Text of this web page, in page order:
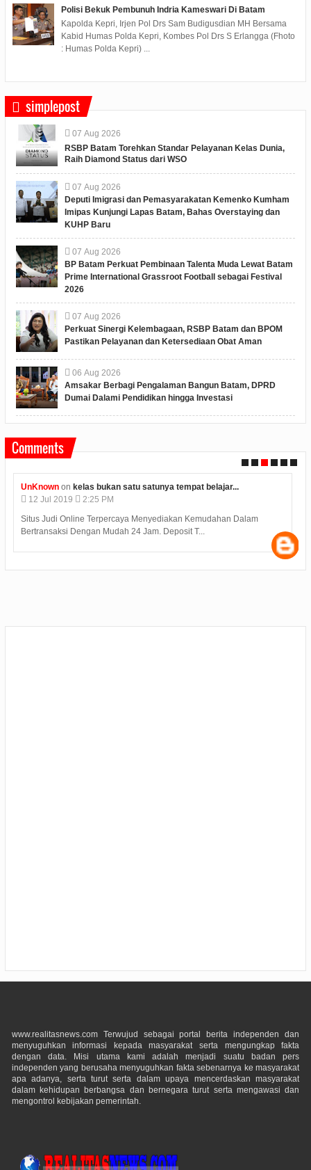
Polisi Bekuk Pembunuh Indria Kameswari Di Batam
Kapolda Kepri, Irjen Pol Drs Sam Budigusdian MH Bersama
Kabid Humas Polda Kepri, Kombes Pol Drs S Erlangga (Fhoto
: Humas Polda Kepri) ...
simplepost
07 Aug 2026
RSBP Batam Torehkan Standar Pelayanan Kelas Dunia,
Raih Diamond Status dari WSO
07 Aug 2026
Deputi Imigrasi dan Pemasyarakatan Kemenko Kumham
Imipas Kunjungi Lapas Batam, Bahas Overstaying dan
KUHP Baru
07 Aug 2026
BP Batam Perkuat Pembinaan Talenta Muda Lewat Batam
Prime International Grassroot Football sebagai Festival
2026
07 Aug 2026
Perkuat Sinergi Kelembagaan, RSBP Batam dan BPOM
Pastikan Pelayanan dan Ketersediaan Obat Aman
06 Aug 2026
Amsakar Berbagi Pengalaman Bangun Batam, DPRD
Dumai Dalami Pendidikan hingga Investasi
Comments
UnKnownon kelas bukan satu satunya tempat belajar...
12 Jul 2019
2:25 PM
Situs Judi Online Terpercaya Menyediakan Kemudahan Dalam
Bertransaksi Dengan Mudah 24 Jam. Deposit T...
www.realitasnews.com Terwujud sebagai portal berita independen dan
menyuguhkan informasi kepada masyarakat serta mengungkap fakta
dengan data. Misi utama kami adalah menjadi suatu badan pers
independen yang berusaha menyuguhkan fakta sebenarnya ke masyarakat
apa adanya, serta turut serta dalam upaya mencerdaskan masyarakat
dalam kehidupan berbangsa dan bernegara turut serta mengawasi dan
mengontrol kebijakan pemerintah.